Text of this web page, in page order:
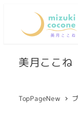
美月ここ
TopPageNew